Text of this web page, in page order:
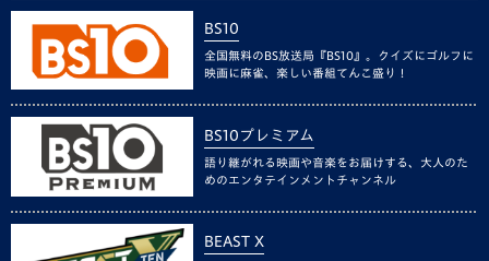
BS10
全国無料のBS放送局『BS10』。クイズにゴルフに
映画に麻雀、楽しい番組てんこ盛り！
BS10プレミアム
語り継がれる映画や音楽をお届けする、大人のた
めのエンタテインメントチャンネル
BEAST X